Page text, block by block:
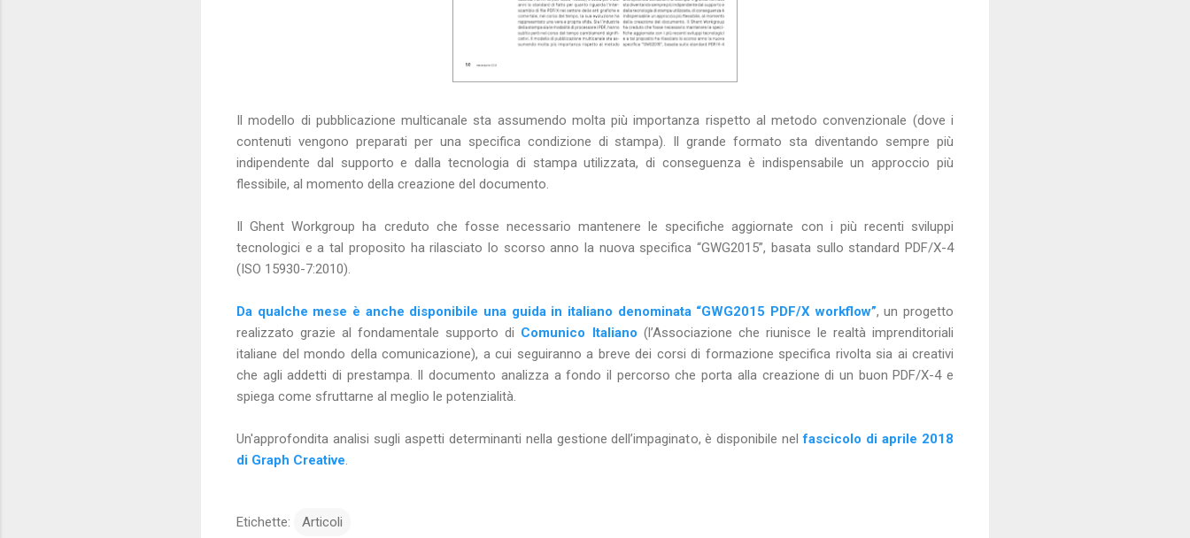
Il modello di pubblicazione multicanale sta assumendo molta più importanza rispetto al metodo convenzionale (dove i
contenuti vengono preparati per una specifica condizione di stampa). Il grande formato sta diventando sempre più
indipendente dal supporto e dalla tecnologia di stampa utilizzata, di conseguenza è indispensabile un approccio più
flessibile, al momento della creazione del documento.
Il Ghent Workgroup ha creduto che fosse necessario mantenere le specifiche aggiornate con i più recenti sviluppi
tecnologici e a tal proposito ha rilasciato lo scorso anno la nuova specifica “GWG2015”, basata sullo standard PDF/X-4
(ISO 15930-7:2010).
Da qualche mese è anche disponibile una guida in italiano denominata “GWG2015 PDF/X workflow”, un progetto
realizzato grazie al fondamentale supporto di Comunico Italiano (l’Associazione che riunisce le realtà imprenditoriali
italiane del mondo della comunicazione), a cui seguiranno a breve dei corsi di formazione specifica rivolta sia ai creativi
che agli addetti di prestampa. Il documento analizza a fondo il percorso che porta alla creazione di un buon PDF/X-4 e
spiega come sfruttarne al meglio le potenzialità.
Un'approfondita analisi sugli aspetti determinanti nella gestione dell’impaginato, è disponibile nelfascicolo di aprile 2018
di Graph Creative.
Etichette: Articoli